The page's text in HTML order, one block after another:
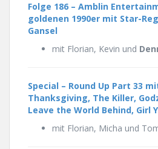
Folge 186 – Amblin
goldenen 1990er mit Star-
Gansel
mit Florian, Kevin und
Special – Round Up Part 33
Thanksgiving, The Killer,
Leave the World Behind, Girl
mit Florian, Micha und